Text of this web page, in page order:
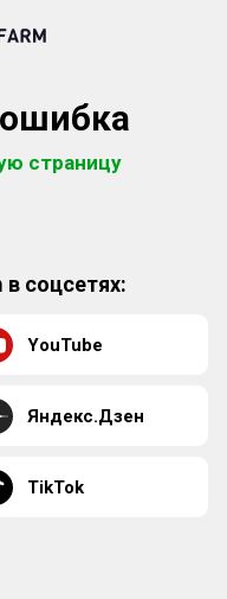
страницу
соцсетях:
YouTube
Яндекс.Дзен
TikTok